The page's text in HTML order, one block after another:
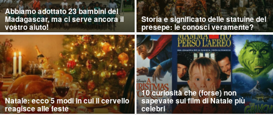
Abbiamo adottato 23 bambini del
Madagascar, ma ci serve ancora il
vostro aiuto!
Storia e significato delle statuine del
presepe: le conosci veramente?
Natale: ecco 5 modi in cui il cervello
reagisce alle feste
10 curiosità che (forse) non
sapevate sui film di Natale più
celebri